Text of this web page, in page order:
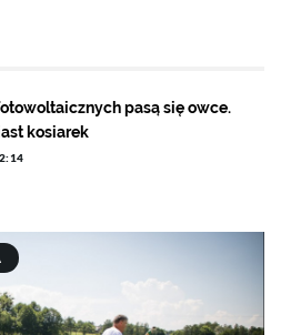
pasą się owce.
kosiarek